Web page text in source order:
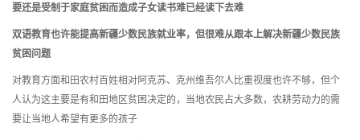
要还是受制于家庭贫困而造成子女读书难已经读下去难
双语教育也许能提高新疆少数民族就业率，但很难从跟本上解决新疆少数民族
贫困问题
对教育方面和田农村百姓相对阿克苏、克州维吾尔人比重视度也许不够，但个
人认为这主要是有和田地区贫困决定的，当地农民占大多数，农耕劳动力的需
要让当地人希望有更多的孩子